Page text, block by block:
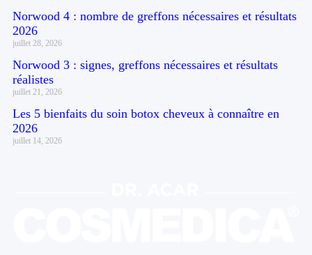
Norwood 4 : nombre de greffons nécessaires et résultats
2026
juillet 28, 2026
Norwood 3 : signes, greffons nécessaires et résultats
réalistes
juillet 21, 2026
Les 5 bienfaits du soin botox cheveux à connaître en
2026
juillet 14, 2026